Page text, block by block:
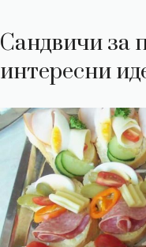
Сандвичи за
интересни